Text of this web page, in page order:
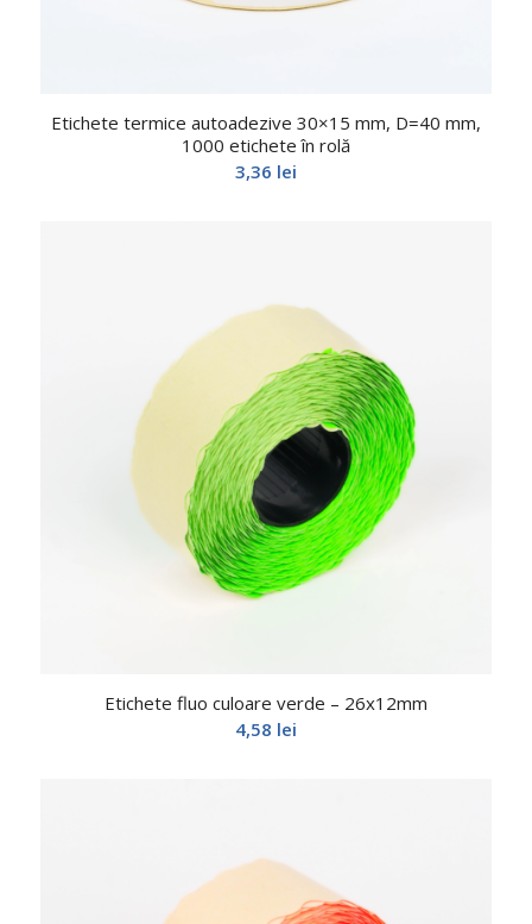
Etichete termice autoadezive 30×15 mm, D=40 mm,
1000 etichete în rolă
3,36 lei
Etichete fluo culoare verde – 26x12mm
4,58 lei